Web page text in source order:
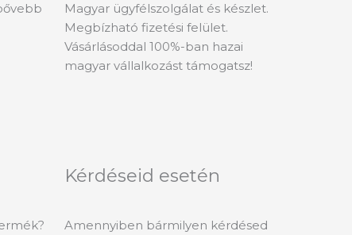
Magyar ügyfélszolgálat és készlet.
Megbízható fizetési felület.
Vásárlásoddal 100%-ban hazai
magyar vállalkozást támogatsz!
Kérdéseid esetén
Amennyiben bármilyen kérdésed